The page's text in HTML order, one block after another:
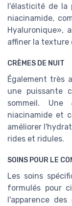
l'élasticité de la
niacinamide,
Hyaluronique»,
affiner la texture
CRÈMES DE NUIT
Également très
une puissante
sommeil. Une
niacinamide et
améliorer
rides et ridules.
SOINS POUR LE
Les soins
formulés pour
l'apparence